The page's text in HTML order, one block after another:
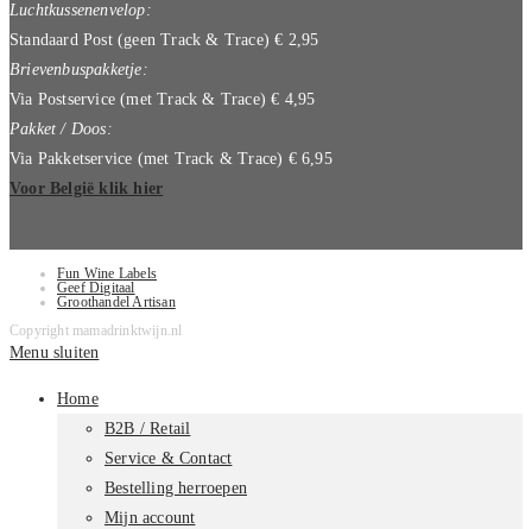
Luchtkussenenvelop:
Standaard Post (geen Track & Trace) € 2,95
Brievenbuspakketje:
Via Postservice (met Track & Trace) € 4,95
Pakket / Doos:
Via Pakketservice (met Track & Trace) € 6,95
Voor België klik hier
Fun Wine Labels
Geef Digitaal
Groothandel Artisan
Copyright mamadrinktwijn.nl
Menu sluiten
Home
B2B / Retail
Service & Contact
Bestelling herroepen
Mijn account